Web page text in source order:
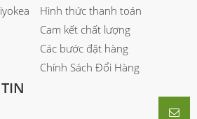
Hình thức thanh toán
Cam kết chất lượng
Các bước đặt hàng
Chính Sách Đổi Hàng